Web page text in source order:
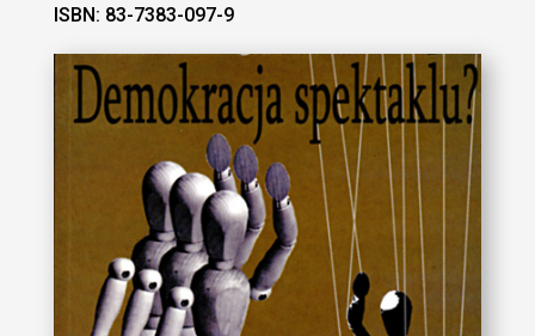
ISBN: 83-7383-097-9